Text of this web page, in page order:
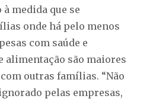
medida que se
onde há pelo menos
com saúde e
alimentação são maiores
outras famílias. “Não
pelas empresas,